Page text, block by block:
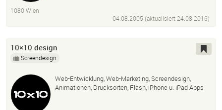
1080 Wien
04.08.2005 (aktualisiert24.08.2016)
10×10 design
Screendesign
Web-Entwicklung, Web-Marketing, Screendesign,
Animationen, Drucksorten, Flash, iPhone u. iPad Apps